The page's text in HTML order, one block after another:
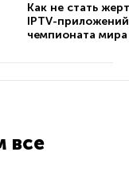
Как не стать
IPTV-
чемпионата
все